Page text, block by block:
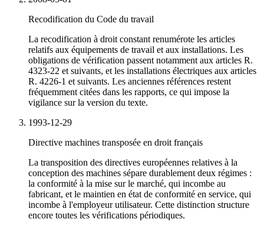
Recodification du Code du travail
La recodification à droit constant renumérote les articles
relatifs aux équipements de travail et aux installations. Les
obligations de vérification passent notamment aux articles R.
4323-22 et suivants, et les installations électriques aux articles
R. 4226-1 et suivants. Les anciennes références restent
fréquemment citées dans les rapports, ce qui impose la
vigilance sur la version du texte.
1993-12-29
Directive machines transposée en droit français
La transposition des directives européennes relatives à la
conception des machines sépare durablement deux régimes :
la conformité à la mise sur le marché, qui incombe au
fabricant, et le maintien en état de conformité en service, qui
incombe à l'employeur utilisateur. Cette distinction structure
encore toutes les vérifications périodiques.